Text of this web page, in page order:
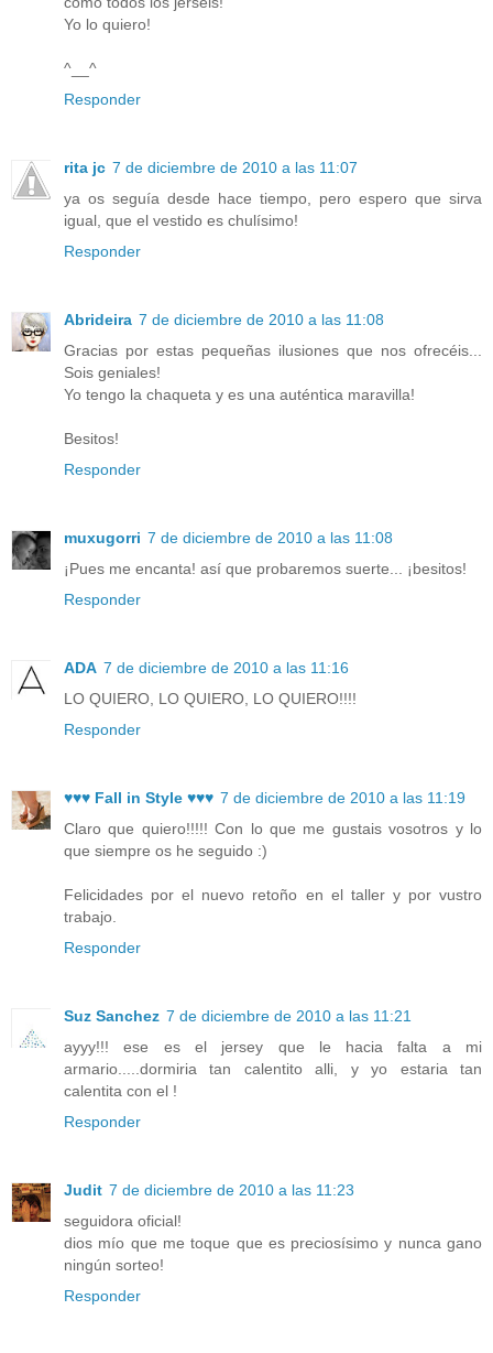
Yo lo quiero!
^__^
Responder
rita jc 7 de diciembre de 2010 a las 11:07
ya os seguía desde hace tiempo, pero espero que sirva
igual, que el vestido es chulísimo!
Responder
Abrideira 7 de diciembre de 2010 a las 11:08
Gracias por estas pequeñas ilusiones que nos ofrecéis...
Sois geniales!
Yo tengo la chaqueta y es una auténtica maravilla!
Besitos!
Responder
muxugorri 7 de diciembre de 2010 a las 11:08
¡Pues me encanta! así que probaremos suerte... ¡besitos!
Responder
ADA 7 de diciembre de 2010 a las 11:16
LO QUIERO, LO QUIERO, LO QUIERO!!!!
Responder
♥♥♥ Fall in Style ♥♥♥ 7 de diciembre de 2010 a las 11:19
Claro que quiero!!!!! Con lo que me gustais vosotros y lo
que siempre os he seguido :)
Felicidades por el nuevo retoño en el taller y por vustro
trabajo.
Responder
Suz Sanchez 7 de diciembre de 2010 a las 11:21
ayyy!!! ese es el jersey que le hacia falta a mi
armario.....dormiria tan calentito alli, y yo estaria tan
calentita con el !
Responder
Judit 7 de diciembre de 2010 a las 11:23
seguidora oficial!
dios mío que me toque que es preciosísimo y nunca gano
ningún sorteo!
Responder